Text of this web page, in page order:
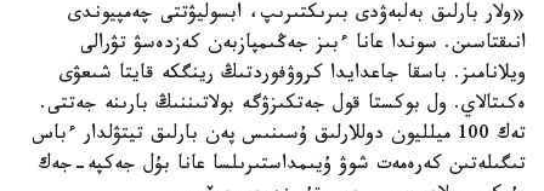
«ولار بارلىق بەلبەۋدى بىرىكتىرىپ، ابسوليۋتتى چەمپيوندى
انىقتاسىن. سوندا عانا ءبىز جەڭىمپازبەن كەزدەسۋ تۋرالى
ويلانامىز. باسقا جاعدايدا كروۋفوردتىڭ رينگكە قايتا شىعۋى
ەكىتالاي. ول بوكستا قول جەتكىزۋگە بولاتىننىڭ بارىنە جەتتى.
تەك 100 ميلليون دوللارلىق ۇسىنىس پەن بارلىق تيتۋلدار ءباس
تىگىلەتىن كەرەمەت شوۋ ۇيىمداستىرىلسا عانا بۇل جەكپە-جەك